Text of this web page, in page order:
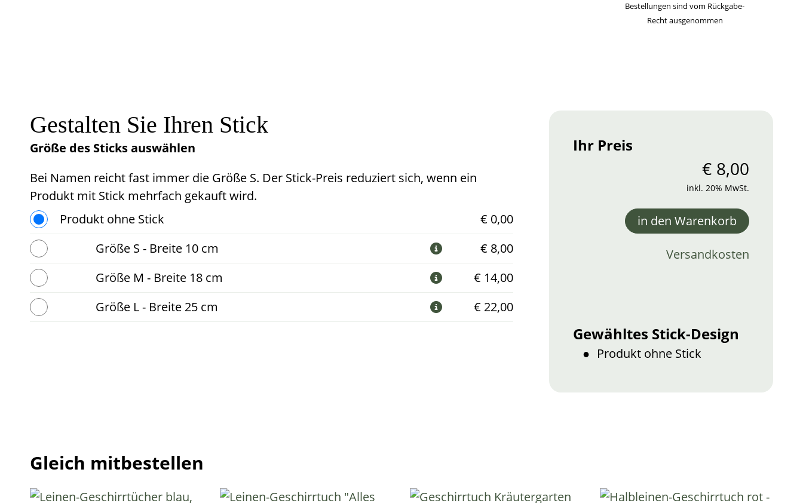
Bestellungen sind vom Rückgabe-
Recht ausgenommen
Gestalten Sie Ihren Stick
Größe des Sticks auswählen
Bei Namen reicht fast immer die Größe S. Der Stick-Preis reduziert sich, wenn ein
Produkt mit Stick mehrfach gekauft wird.
Produkt ohne Stick
€ 0,00
Größe S - Breite 10 cm

€ 8,00
Größe M - Breite 18 cm

€ 14,00
Größe L - Breite 25 cm
 € 22,00
Ihr Preis
€ 8,00
inkl. 20% MwSt.
in den Warenkorb
Versandkosten
Gewähltes Stick-Design
Produkt ohne Stick
Gleich mitbestellen